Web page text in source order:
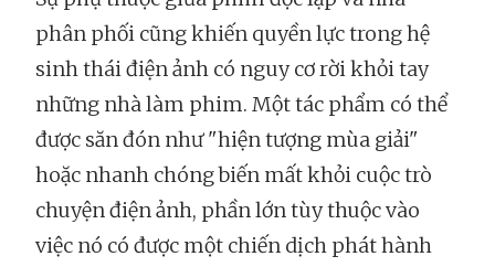
phân phối cũng khiến quyền lực trong hệ
sinh thái điện ảnh có nguy cơ rời khỏi tay
những nhà làm phim. Một tác phẩm có thể
được săn đón như "hiện tượng mùa giải"
hoặc nhanh chóng biến mất khỏi cuộc trò
chuyện điện ảnh, phần lớn tùy thuộc vào
việc nó có được một chiến dịch phát hành